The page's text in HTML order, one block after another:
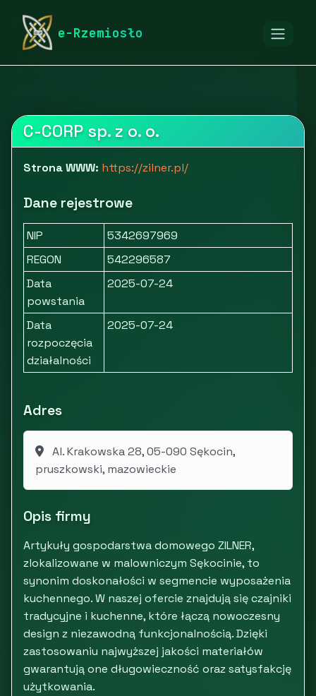
e-Rzemiosło
rymarstwo-poznan.pl
Kuchnia, łazienka i ceramika
C-CORP sp. z o. o.
Strona WWW: https://zilner.pl/
Dane rejestrowe
NIP
5342697969
REGON
542296587
Data
powstania
2025-07-24
Data
rozpoczęcia
działalności
2025-07-24
Adres
Al. Krakowska 28, 05-090 Sękocin,
pruszkowski, mazowieckie
Opis firmy
Artykuły gospodarstwa domowego ZILNER,
zlokalizowane w malowniczym Sękocinie, to
synonim doskonałości w segmencie wyposażenia
kuchennego. W naszej ofercie znajdują się czajniki
tradycyjne i kuchenne, które łączą nowoczesny
design z niezawodną funkcjonalnością. Dzięki
zastosowaniu najwyższej jakości materiałów
gwarantują one długowieczność oraz satysfakcję
użytkowania.